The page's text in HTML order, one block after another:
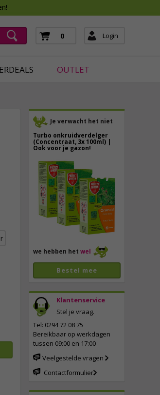
0 Login
OUTLET
Je verwacht het niet
Turbo onkruidverdelger
(Concentraat, 3x 100ml) |
Ook voor je gazon!
40,
we hebben het wel
Bestel mee
Klantenservice
Stel je vraag.
Tel: 0294 72 08 75
Bereikbaar op werkdagen
tussen 09:00 en 17:00
Veelgestelde vragen
Contactformulier